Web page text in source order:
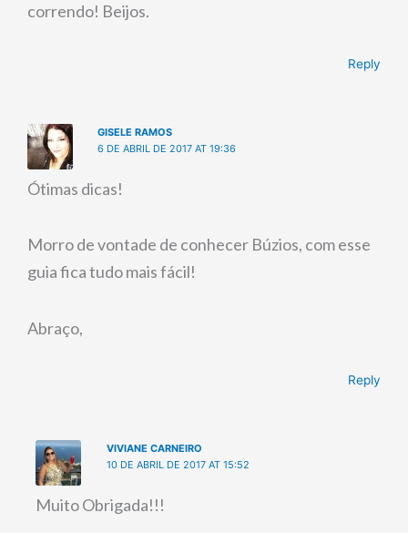
correndo! Beijos.
Reply
GISELE RAMOS
6 DE ABRIL DE 2017 AT 19:36
Ótimas dicas!
Morro de vontade de conhecer Búzios, com esse
guia fica tudo mais fácil!
Abraço,
Reply
VIVIANE CARNEIRO
10 DE ABRIL DE 2017 AT 15:52
Muito Obrigada!!!